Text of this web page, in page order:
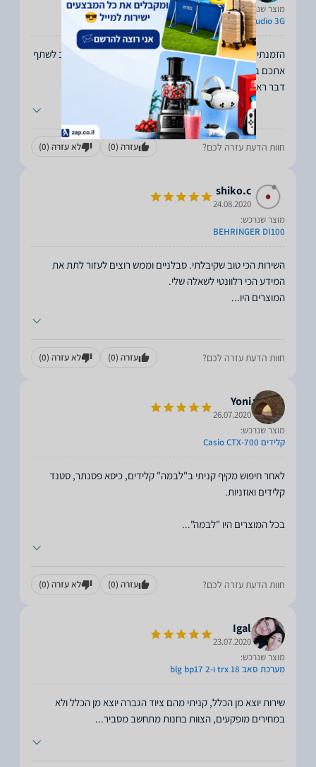
מוצר שנרכש:
Focusrite Scarlett Studio 3G
הזמנתי את ערכת הסטודיו של Focusrite מ"לבמה" ואני חייב לשתף
דבר ראשון,
...
חוות הדעת עזרה לכם? עזרה (0) לא עזרה (0)
shiko.c
24.08.2020
מוצר שנרכש:
BEHRINGER DI100
השירות הכי טוב שקיבלתי. סבלניים וממש רוצים לעזור לתת את
המוצרים היו...
חוות הדעת עזרה לכם? עזרה (0) לא עזרה (0)
Yoni
26.07.2020
מוצר שנרכש:
קלידים Casio CTX-700
לאחר חיפוש מקיף קניתי ב"לבמה" קלידים, כיסא פסנתר, סטנד
בכל המוצרים היו "לבמה"...
חוות הדעת עזרה לכם? עזרה (0) לא עזרה (0)
Igal
23.07.2020
מוצר שנרכש:
מערכת סאב trx 18 ו-2 blg bp17
שירות יוצא מן הכלל, קניתי מהם ציוד הגברה יוצא מן הכלל ולא
במחירים מופקעים, הצוות בחנות מתחשב מסביר...